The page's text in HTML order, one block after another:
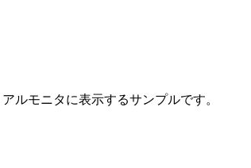
ルモニタに表示するサンプルです。